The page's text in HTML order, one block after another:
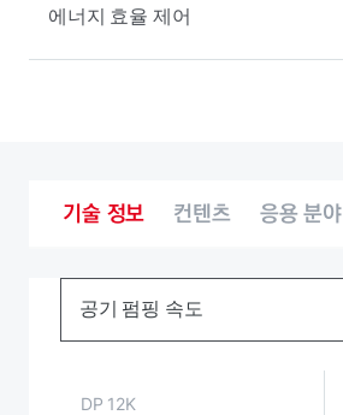
에너지 효율 제어
기술 정보 컨텐츠 응용 분야
공기 펌핑 속도
DP 12K